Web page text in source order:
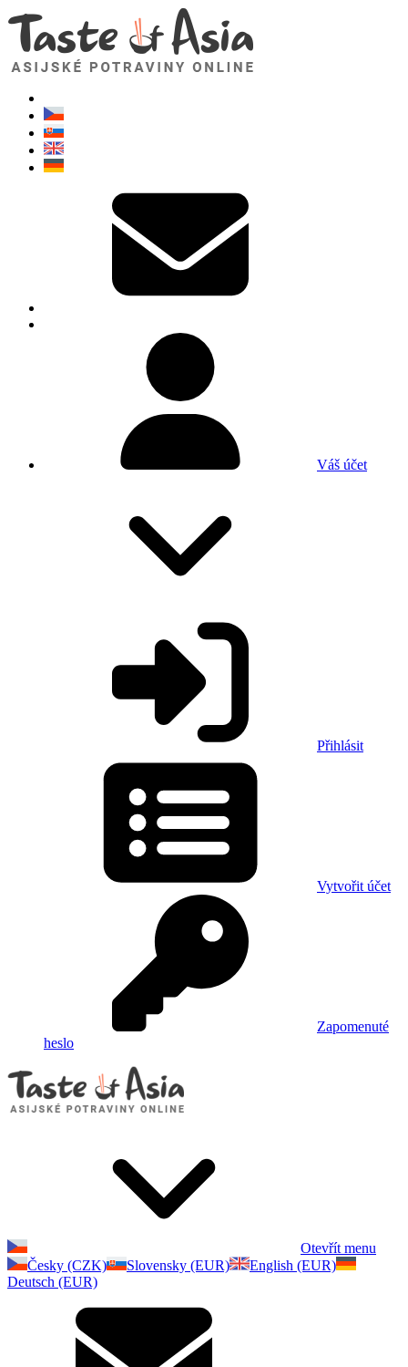
Váš účet
Přihlásit
Vytvořit účet
Zapomenuté
heslo
Otevřít menu
Česky (CZK)
Slovensky (EUR)
English (EUR)
Deutsch (EUR)
TasteOfAsia.cz
Neváhejte se zeptat. Jsem tady pro vás!